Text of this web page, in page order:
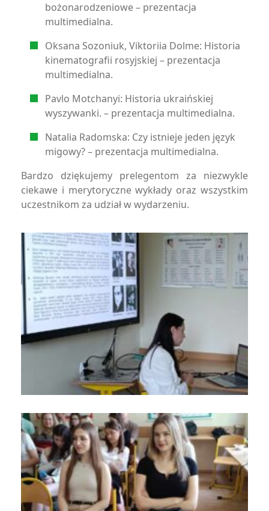
bożonarodzeniowe – prezentacja
multimedialna.
Oksana Sozoniuk, Viktoriia Dolme: Historia
kinematografii rosyjskiej – prezentacja
multimedialna.
Pavlo Motchanyi: Historia ukraińskiej
wyszywanki. – prezentacja multimedialna.
Natalia Radomska: Czy istnieje jeden język
migowy? – prezentacja multimedialna.
Bardzo dziękujemy prelegentom za niezwykle
ciekawe i merytoryczne wykłady oraz wszystkim
uczestnikom za udział w wydarzeniu.